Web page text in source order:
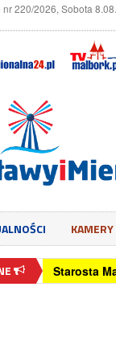
nr 220/2026, Sobota
Starosta